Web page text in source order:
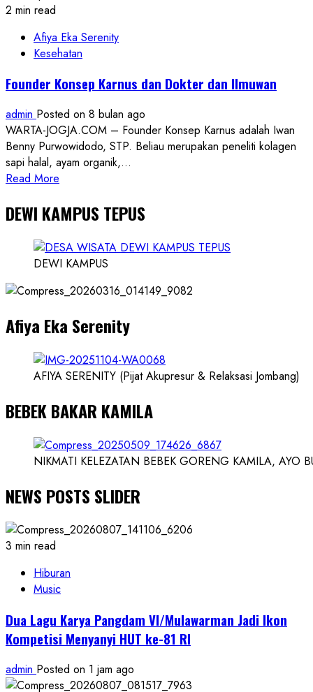
2 min read
Afiya Eka Serenity
Kesehatan
Founder Konsep Karnus dan Dokter dan Ilmuwan
admin Posted on 8 bulan ago
WARTA-JOGJA.COM – Founder Konsep Karnus adalah Iwan
Benny Purwowidodo, STP. Beliau merupakan peneliti kolagen
sapi halal, ayam organik,...
Read More
about
Founder
Konsep
Karnus
Dokter
Ilmuwan
DEWI KAMPUS TEPUS
DEWI KAMPUS
Afiya Eka Serenity
AFIYA SERENITY (Pijat Akupresur & Relaksasi Jombang)
BEBEK BAKAR KAMILA
NIKMATI KELEZATAN BEBEK GORENG KAMILA, AYO
NEWS POSTS SLIDER
3 min read
Hiburan
Music
Dua Lagu Karya Pangdam VI/Mulawarman Jadi Ikon
Kompetisi Menyanyi HUT ke-81 RI
admin Posted on 1 jam ago